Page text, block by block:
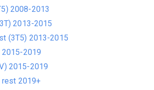
2008-2013
2013-2015
(3T5) 2013-2015
2019
2015-2019
2019+